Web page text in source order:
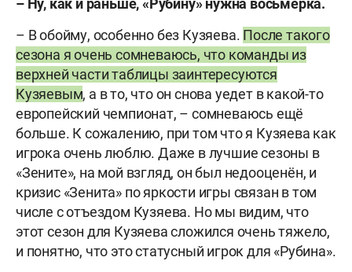
– Ну, как и раньше, «Рубину» нужна восьмёрка.
– В обойму, особенно без Кузяева. После такого
сезона я очень сомневаюсь, что команды из
верхней части таблицы заинтересуются
Кузяевым, а в то, что он снова уедет в какой-то
европейский чемпионат, – сомневаюсь ещё
больше. К сожалению, при том что я Кузяева как
игрока очень люблю. Даже в лучшие сезоны в
«Зените», на мой взгляд, он был недооценён, и
кризис «Зенита» по яркости игры связан в том
числе с отъездом Кузяева. Но мы видим, что
этот сезон для Кузяева сложился очень тяжело,
и понятно, что это статусный игрок для «Рубина».